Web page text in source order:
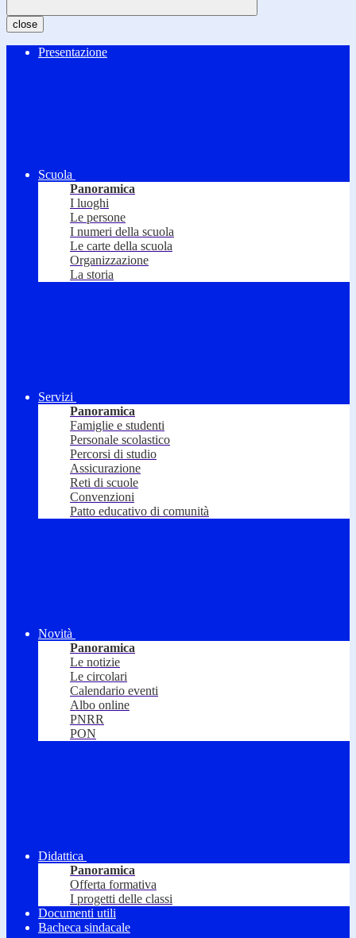
close
Presentazione
Scuola
Panoramica
I luoghi
Le persone
I numeri della scuola
Le carte della scuola
Organizzazione
La storia
Servizi
Panoramica
Famiglie e studenti
Personale scolastico
Percorsi di studio
Assicurazione
Reti di scuole
Convenzioni
Patto educativo di comunità
Novità
Panoramica
Le notizie
Le circolari
Calendario eventi
Albo online
PNRR
PON
Didattica
Panoramica
Offerta formativa
I progetti delle classi
Documenti utili
Bacheca sindacale